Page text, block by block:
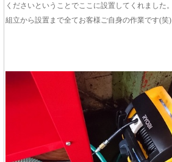
くださいということでここに設置してくれました。
組立から設置まで全てお客様ご自身の作業です(笑)